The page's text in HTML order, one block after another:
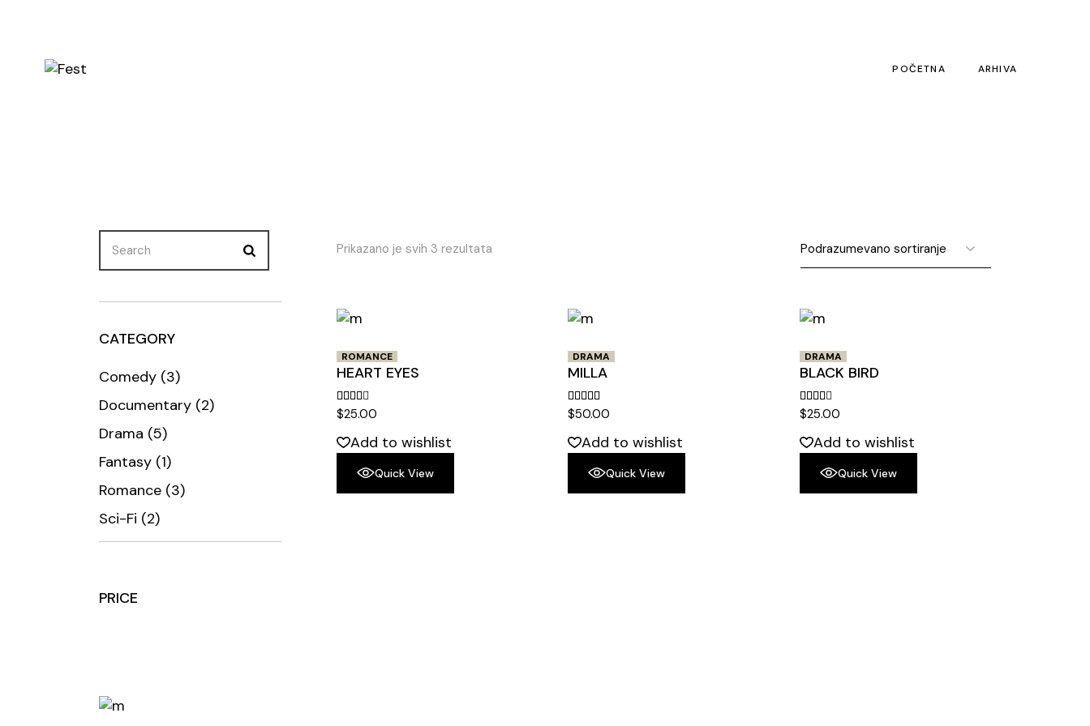
POČETNA ARHIVA
Prikazano je svih 3 rezultata
ROMANCE
HEART EYES
$25.00
Add to wishlist
Quick View
DRAMA
MILLA
$50.00
Add to wishlist
Quick View
DRAMA
BLACK BIRD
$25.00
Add to wishlist
Quick View
Search
for:
CATEGORY
Comedy 33
proizvoda
Documentary 22
proizvoda
Drama 55
proizvoda
Fantasy 11
proizvod
Romance 33
proizvoda
Sci-Fi 22
proizvoda
PRICE